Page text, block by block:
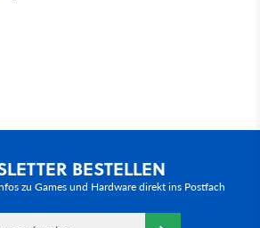
BESTELLEN
zu Games und Hardware direkt ins Postfach